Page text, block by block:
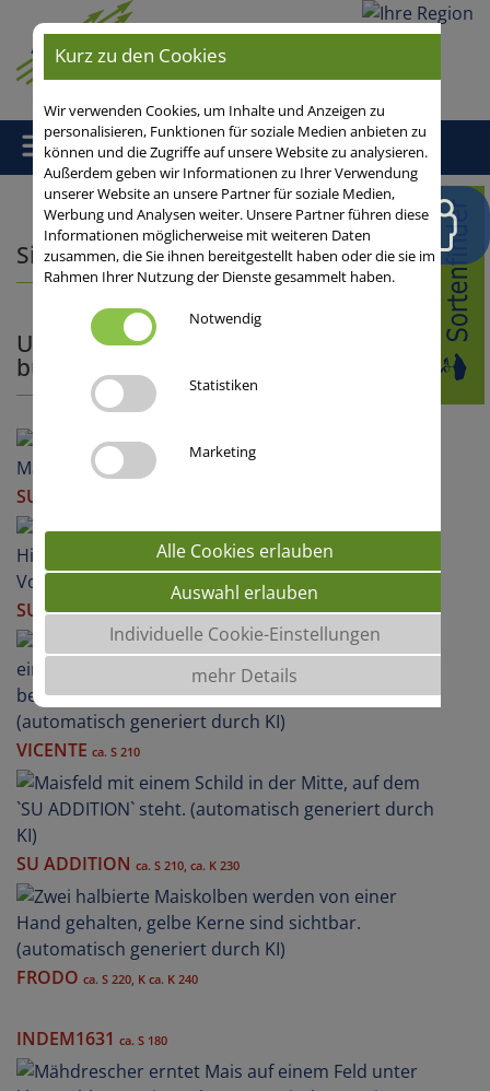
Ihre
Home/Mais/ Silo-/Biogasmais früh
Silo-/Biogasmais früh
Unsere Empfehlungen im
bundesweiten Durchschnitt
SUNSHINOS
SULANO DS0419AS 210, ca. K 220
VICENTE ca. S 210
SU ADDITION ca. S 210, ca. K 230
FRODO ca. S 220, K ca. K 240
INDEM1631 ca. S 180
Kurz zu den Cookies
Wir verwenden Cookies, um Inhalte und Anzeigen zu
personalisieren, Funktionen für soziale Medien anbieten zu
können und die Zugriffe auf unsere Website zu analysieren.
Außerdem geben wir Informationen zu Ihrer Verwendung
unserer Website an unsere Partner für soziale Medien,
Werbung und Analysen weiter. Unsere Partner führen diese
Informationen möglicherweise mit weiteren Daten
zusammen, die Sie ihnen bereitgestellt haben oder die sie im
Rahmen Ihrer Nutzung der Dienste gesammelt haben.
Notwendig
Statistiken
Marketing
Alle Cookies erlauben
Auswahl erlauben
Individuelle Cookie-Einstellungen
mehr Details